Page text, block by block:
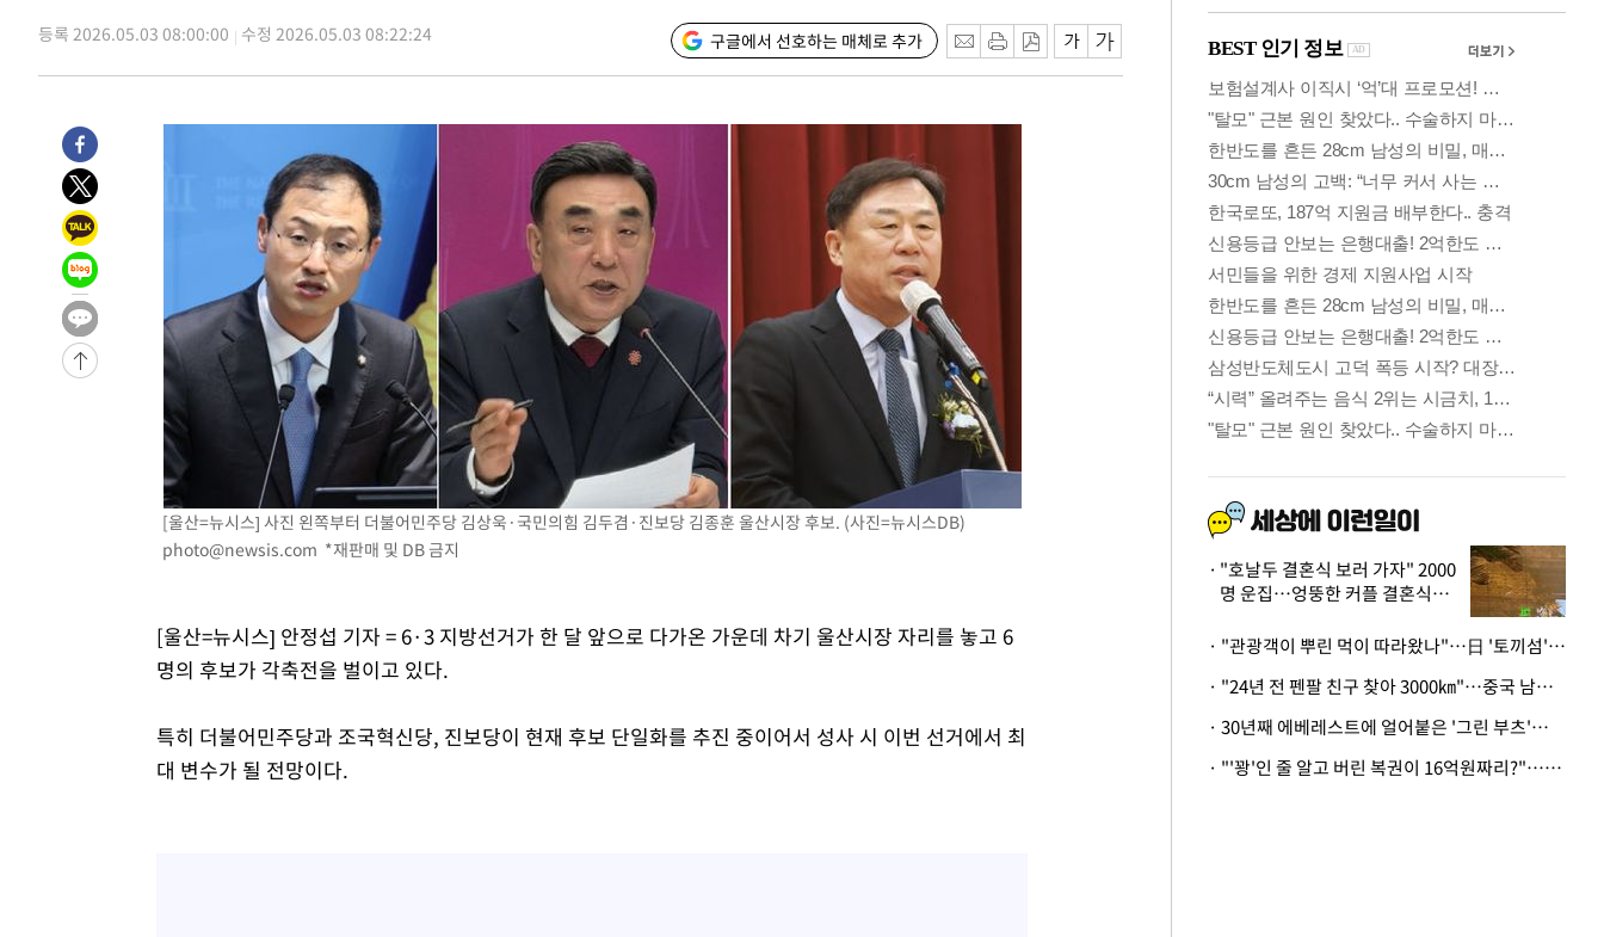
정상
-19925초 전 >"얼마나 더웠으면"…안동 물길공원서 헤엄친 구렁이 '소동'
-19852초 전 >손흥민, 68분 뛰고 2경기 침묵…LAFC, 톨루카에 1-0 승리(종합)
-17876초 전 >
이강인, 오늘 서울서 AT마드리드 입단식…'전례 없는 특급대우'
-4758초 전 >
'여긴 20도, 저긴 50도'…열화상 카메라로 본 폭염 저감시설 '온도
-4229초 전 >
콜롬비아 신임 우파 대통령 취임 하루만에 차량폭탄 폭발 사건
36분 전 >
튀르키예 외무장관, "메카 3국 방위협정은 이란이 목표 아냐 " 밝혀
1시간 전 >
이군이 불법 군시설 건설한 레바논 남부에서 레바논군 3명 폭발로 부상
2시간 전 >
[속보]美중부 사령관, 이스라엘 긴급방문 다중화된 전선 상황 논의
2시간 전 >
美 국방부, 켄달 전 공군장관 보안허가 취소…“에어포스원 기밀정보, 언
론 누출”
2시간 전 >
‘축구의 신’ 아르헨티나 축구 선수 메시의 부친 지병 별세
“美 이란전 무기 소진…북한과 분쟁시 주한 미군 취약해질 수 있어”
등록 2026.05.03 08:00:00 수정 2026.05.03 08:22:24 구글에서 선호하는 매체로 추가
[울산=뉴시스] 사진 왼쪽부터 더불어민주당 김상욱·국민의힘 김두겸·진보당 김종훈 울산시장 후보. (사진=뉴시스DB)
photo@newsis.com *재판매 및 DB 금지
[울산=뉴시스] 안정섭 기자 = 6·3 지방선거가 한 달 앞으로 다가온 가운데 차기 울산시장 자리를 놓고 6
명의 후보가 각축전을 벌이고 있다.
특히 더불어민주당과 조국혁신당, 진보당이 현재 후보 단일화를 추진 중이어서 성사 시 이번 선거에서 최
대 변수가 될 전망이다.
"호날두 결혼식 보러 가자" 2000
명 운집…엉뚱한 커플 결혼식에
· "관광객이 뿌린 먹이 따라왔나"…日 '토끼섬' 멧돼지, 토끼까지 사냥
· "24년 전 펜팔 친구 찾아 3000㎞"…중국 남성 사연에 '뭉클'
· 30년째 에베레스트에 얼어붙은 '그린 부츠'…드디어 가족 품으로
· "'꽝'인 줄 알고 버린 복권이 16억원짜리?"…극적으로 되찾은 사연